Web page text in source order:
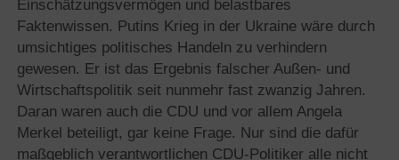
Einschätzungsvermögen und belastbares
Faktenwissen. Putins Krieg in der Ukraine wäre durch
umsichtiges politisches Handeln zu verhindern
gewesen. Er ist das Ergebnis falscher Außen- und
Wirtschaftspolitik seit nunmehr fast zwanzig Jahren.
Daran waren auch die CDU und vor allem Angela
Merkel beteiligt, gar keine Frage. Nur sind die dafür
maßgeblich verantwortlichen CDU-Politiker alle nicht